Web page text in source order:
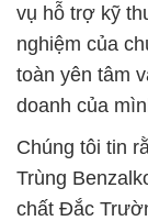
vụ hỗ trợ kỹ
nghiệm của
toàn yên tâm
doanh của
Chúng tôi tin
Trùng
chất Đắc